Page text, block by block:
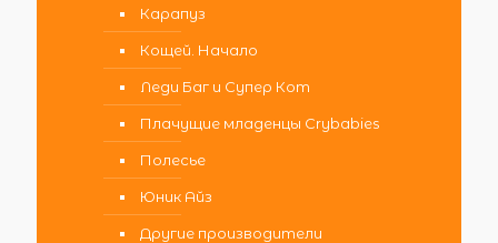
Карапуз
Кощей. Начало
Леди Баг и Супер Кот
Плачущие младенцы Crybabies
Полесье
Юник Айз
Другие производители